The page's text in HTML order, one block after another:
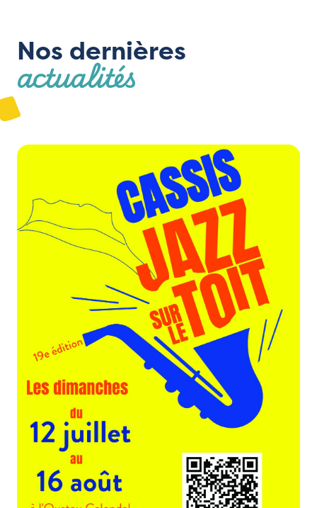
Nos dernières
actualités